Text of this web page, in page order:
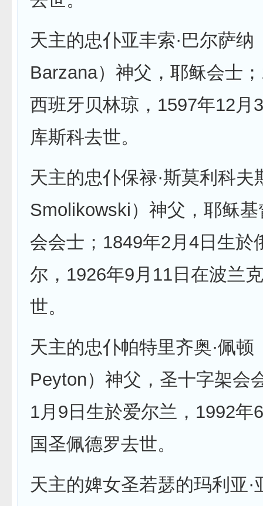
天主的忠仆亚丰索·巴尔萨纳
Barzana）神父，耶稣会士
西班牙贝林琼，1597年12月
库斯科去世。
天主的忠仆保禄·斯莫利科夫
Smolikowski）神父，耶稣
会会士；1849年2月4日生於
尔，1926年9月11日在波兰
世。
天主的忠仆帕特里齐奥·佩顿
Peyton）神父，圣十字架会
1月9日生於爱尔兰，1992年
国圣佩德罗去世。
天主的婢女圣若瑟的玛利亚·